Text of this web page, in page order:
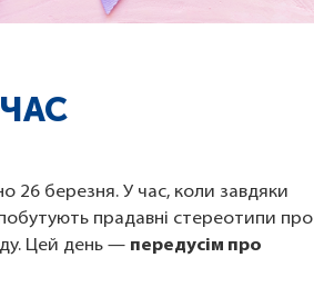
26 березня. У час, коли завдяки
побутують прадавні стереотипи про
Цей день — передусім про